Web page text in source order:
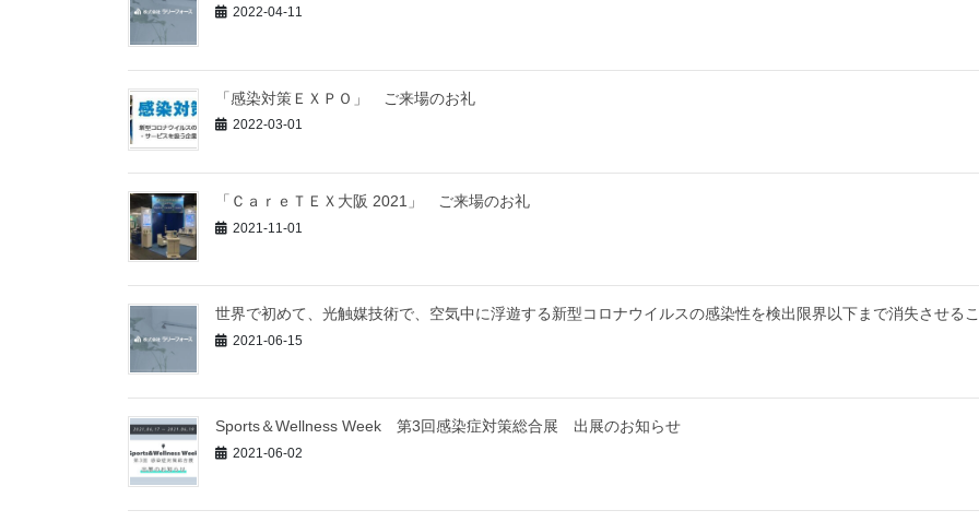
2022-04-11
「感染対策ＥＸＰＯ」 ご来場のお礼
2022-03-01
「ＣａｒｅＴＥＸ大阪 2021」 ご来場のお礼
2021-11-01
世界で初めて、光触媒技術で、空気中に浮遊する新型コロナウイルスの感染性を検出限界以下まで消失させる
2021-06-15
Sports＆Wellness Week 第3回感染症対策総合展 出展のお知らせ
2021-06-02